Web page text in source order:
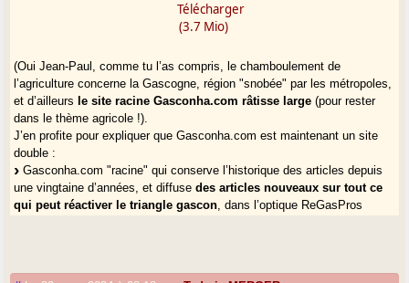
Télécharger
(3.7 Mio)
(Oui Jean-Paul, comme tu l’as compris, le chamboulement de
l’agriculture concerne la Gascogne, région "snobée" par les métropoles,
et d’ailleurs le site racine Gasconha.com râtisse large (pour rester
dans le thème agricole !).
J’en profite pour expliquer que Gasconha.com est maintenant un site
double :
Gasconha.com "racine" qui conserve l’historique des articles depuis
une vingtaine d’années, et diffusedes articles nouveaux sur tout ce
qui peut réactiver le triangle gascon , dans l’optique ReGasPros
les liens linguistiques nécessaires...